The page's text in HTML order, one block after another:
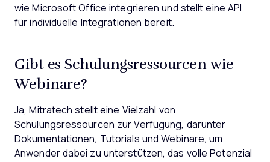
wie Microsoft Office integrieren und stellt eine API
für individuelle Integrationen bereit.
Gibt es Schulungsressourcen wie
Webinare?
Ja, Mitratech stellt eine Vielzahl von
Schulungsressourcen zur Verfügung, darunter
Dokumentationen, Tutorials und Webinare, um
Anwender dabei zu unterstützen, das volle Potenzial